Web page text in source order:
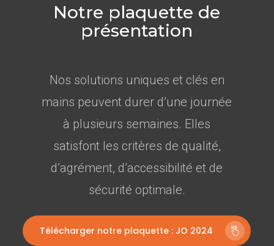
Notre plaquette de
présentation
Nos solutions uniques et clés en
mains peuvent durer d’une journée
à plusieurs semaines. Elles
satisfont les critères de qualité,
d’agrément, d’accessibilité et de
sécurité optimale.
Télécharger notre plaquette : JO 2024